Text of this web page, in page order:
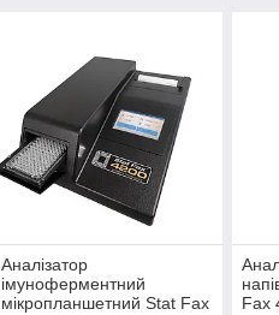
Аналізатор
імуноферментний
мікропланшетний Stat Fax
Fax